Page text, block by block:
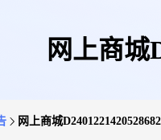
网上商城
网上商城